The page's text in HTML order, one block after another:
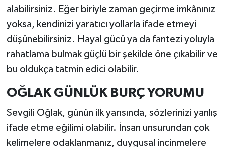
alabilirsiniz. Eğer biriyle zaman geçirme imkânınız
yoksa, kendinizi yaratıcı yollarla ifade etmeyi
düşünebilirsiniz. Hayal gücü ya da fantezi yoluyla
rahatlama bulmak güçlü bir şekilde öne çıkabilir ve
bu oldukça tatmin edici olabilir.
OĞLAK GÜNLÜK BURÇ YORUMU
Sevgili Oğlak, günün ilk yarısında, sözlerinizi yanlış
ifade etme eğilimi olabilir. İnsan unsurundan çok
kelimelere odaklanmanız, duygusal incinmelere